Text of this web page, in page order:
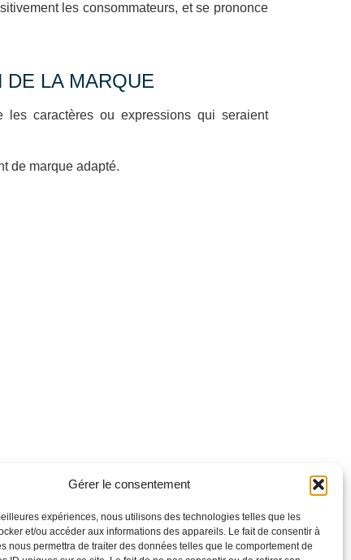
Gérer le consentement
expériences, nous utilisons des technologies telles que les
et/ou accéder aux informations des appareils. Le fait de consentir à
nous permettra de traiter des données telles que le comportement de
les consommateurs, et se prononce
DE LA MARQUE
les caractères ou expressions qui seraient
de marque adapté.